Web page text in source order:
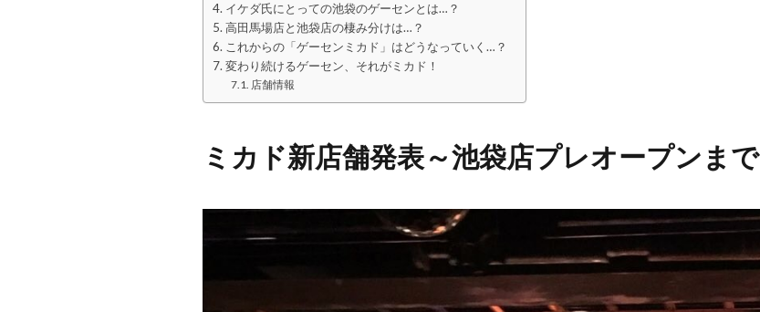
イケダ氏にとっての池袋のゲーセンとは…？
高田馬場店と池袋店の棲み分けは…？
これからの「ゲーセンミカド」はどうなっていく…？
変わり続けるゲーセン、それがミカド！
店舗情報
ミカド新店舗発表～池袋店プレオープンまで